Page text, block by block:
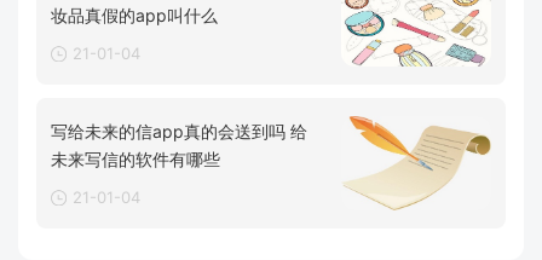
妆品真假的app叫什么
21-01-04
写给未来的信app真的会送到吗 给
未来写信的软件有哪些
21-01-04